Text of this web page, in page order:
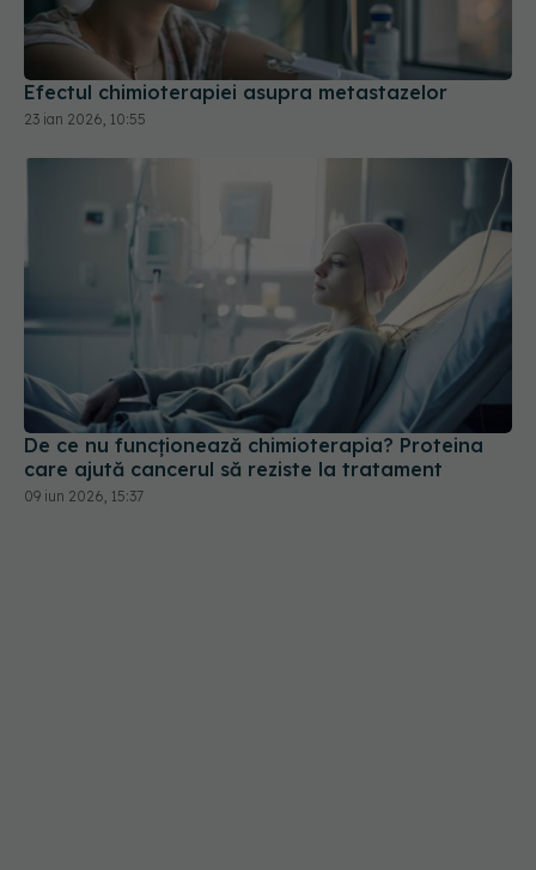
23 ian 2026, 10:55
De ce nu funcționează chimioterapia? Proteina
care ajută cancerul să reziste la tratament
09 iun 2026, 15:37